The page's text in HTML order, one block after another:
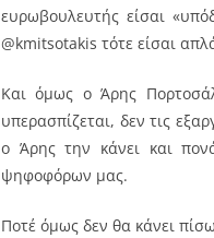
ευρωβουλευτής είσαι
@kmitsotakis τότε είσαι
Και όμως ο Άρης
υπερασπίζεται, δεν τις
ο Άρης την κάνει και
ψηφοφόρων μας.
Ποτέ όμως δεν θα κάνει